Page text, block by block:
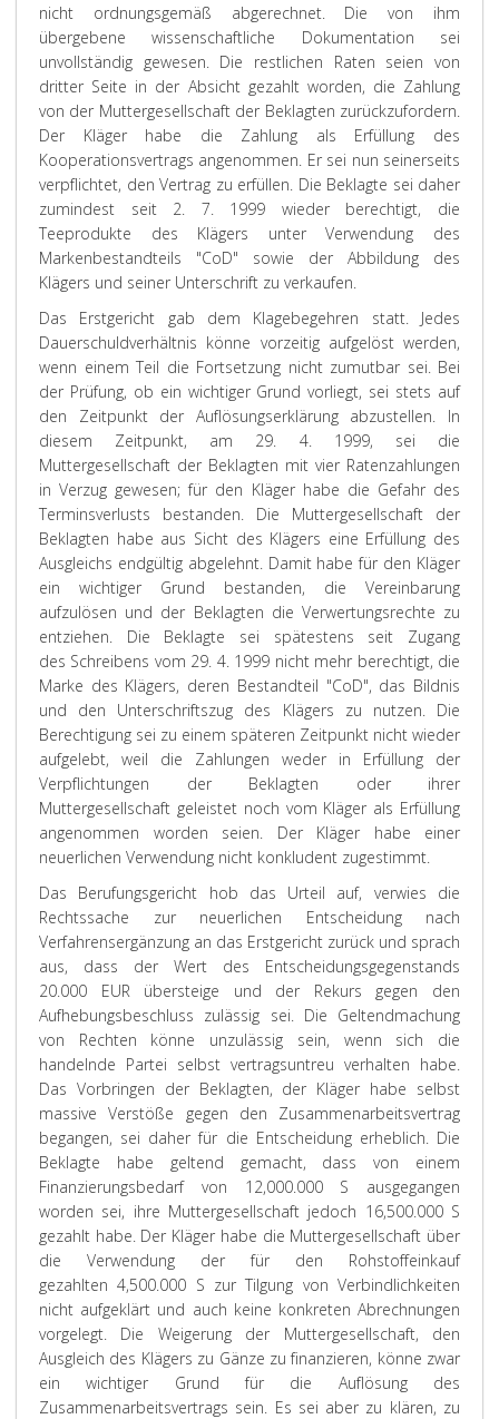
nicht ordnungsgemäß abgerechnet. Die von ihm
übergebene wissenschaftliche Dokumentation sei
unvollständig gewesen. Die restlichen Raten seien von
dritter Seite in der Absicht gezahlt worden, die Zahlung
von der Muttergesellschaft der Beklagten zurückzufordern.
Der Kläger habe die Zahlung als Erfüllung des
Kooperationsvertrags angenommen. Er sei nun seinerseits
verpflichtet, den Vertrag zu erfüllen. Die Beklagte sei daher
zumindest seit 2. 7. 1999 wieder berechtigt, die
Teeprodukte des Klägers unter Verwendung des
Markenbestandteils "CoD" sowie der Abbildung des
Klägers und seiner Unterschrift zu verkaufen.
Das Erstgericht gab dem Klagebegehren statt. Jedes
Dauerschuldverhältnis könne vorzeitig aufgelöst werden,
wenn einem Teil die Fortsetzung nicht zumutbar sei. Bei
der Prüfung, ob ein wichtiger Grund vorliegt, sei stets auf
den Zeitpunkt der Auflösungserklärung abzustellen. In
diesem Zeitpunkt, am 29. 4. 1999, sei die
Muttergesellschaft der Beklagten mit vier Ratenzahlungen
in Verzug gewesen; für den Kläger habe die Gefahr des
Terminsverlusts bestanden. Die Muttergesellschaft der
Beklagten habe aus Sicht des Klägers eine Erfüllung des
Ausgleichs endgültig abgelehnt. Damit habe für den Kläger
ein wichtiger Grund bestanden, die Vereinbarung
aufzulösen und der Beklagten die Verwertungsrechte zu
entziehen. Die Beklagte sei spätestens seit Zugang
des Schreibens vom 29. 4. 1999 nicht mehr berechtigt, die
Marke des Klägers, deren Bestandteil "CoD", das Bildnis
und den Unterschriftszug des Klägers zu nutzen. Die
Berechtigung sei zu einem späteren Zeitpunkt nicht wieder
aufgelebt, weil die Zahlungen weder in Erfüllung der
Verpflichtungen der Beklagten oder ihrer
Muttergesellschaft geleistet noch vom Kläger als Erfüllung
angenommen worden seien. Der Kläger habe einer
neuerlichen Verwendung nicht konkludent zugestimmt.
Das Berufungsgericht hob das Urteil auf, verwies die
Rechtssache zur neuerlichen Entscheidung nach
Verfahrensergänzung an das Erstgericht zurück und sprach
aus, dass der Wert des Entscheidungsgegenstands
20.000 EUR übersteige und der Rekurs gegen den
Aufhebungsbeschluss zulässig sei. Die Geltendmachung
von Rechten könne unzulässig sein, wenn sich die
handelnde Partei selbst vertragsuntreu verhalten habe.
Das Vorbringen der Beklagten, der Kläger habe selbst
massive Verstöße gegen den Zusammenarbeitsvertrag
begangen, sei daher für die Entscheidung erheblich. Die
Beklagte habe geltend gemacht, dass von einem
Finanzierungsbedarf von 12,000.000 S ausgegangen
worden sei, ihre Muttergesellschaft jedoch 16,500.000 S
gezahlt habe. Der Kläger habe die Muttergesellschaft über
die Verwendung der für den Rohstoffeinkauf
gezahlten 4,500.000 S zur Tilgung von Verbindlichkeiten
nicht aufgeklärt und auch keine konkreten Abrechnungen
vorgelegt. Die Weigerung der Muttergesellschaft, den
Ausgleich des Klägers zu Gänze zu finanzieren, könne zwar
ein wichtiger Grund für die Auflösung des
Zusammenarbeitsvertrags sein. Es sei aber zu klären, zu